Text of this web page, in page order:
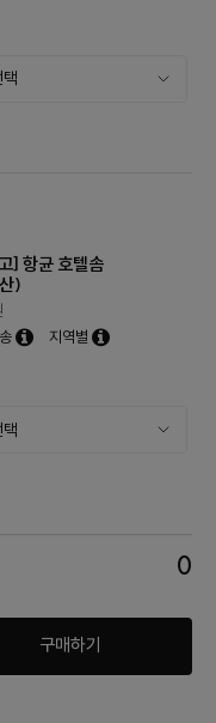
] 항균 호텔솜
)
지역별
0
구매하기